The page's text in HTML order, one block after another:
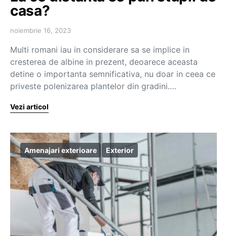
casa?
noiembrie 16, 2023
Multi romani iau in considerare sa se implice in
cresterea de albine in prezent, deoarece aceasta
detine o importanta semnificativa, nu doar in ceea ce
priveste polenizarea plantelor din gradini.…
Vezi articol
Amenajari exterioare Exterior